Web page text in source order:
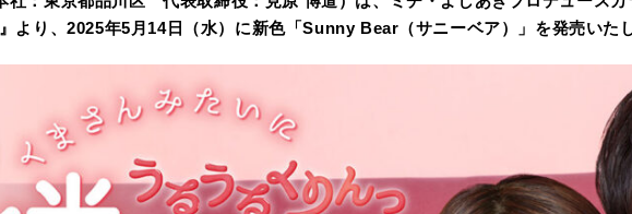
より、2025年5月14日（水）に新色「Sunny Bear（サニーベア）」を発売いた